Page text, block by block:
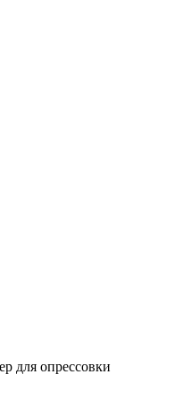
для опрессовки